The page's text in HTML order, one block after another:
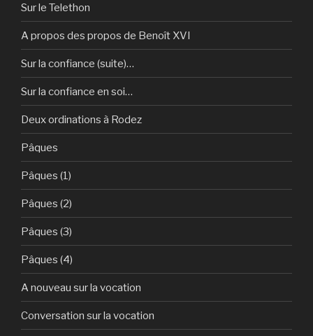
Sur le Telethon
A propos des propos de Benoît XVI
Sur la confiance (suite)…
Sur la confiance en soi…
Deux ordinations à Rodez
Pâques
Pâques (1)
Pâques (2)
Pâques (3)
Pâques (4)
A nouveau sur la vocation
Conversation sur la vocation